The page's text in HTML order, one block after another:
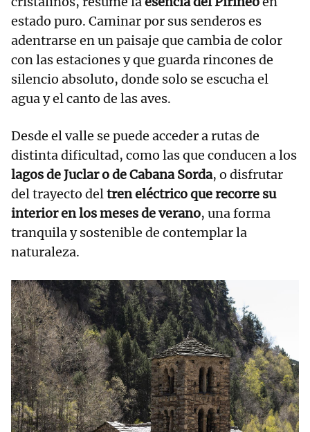
estado puro. Caminar por sus senderos es
adentrarse en un paisaje que cambia de color
con las estaciones y que guarda rincones de
silencio absoluto, donde solo se escucha el
agua y el canto de las aves.
Desde el valle se puede acceder a rutas de
distinta dificultad, como las que conducen a los
lagos de Juclar o de Cabana Sorda, o disfrutar
del trayecto deltren eléctrico que recorre su
interior en los meses de verano, una forma
tranquila y sostenible de contemplar la
naturaleza.